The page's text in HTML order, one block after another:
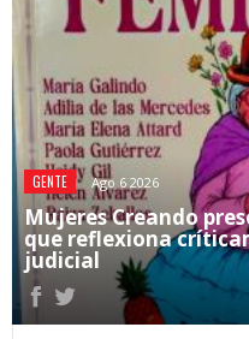
GENTE Ago 6 2026
Mujeres Creando
que reflexiona
judicial